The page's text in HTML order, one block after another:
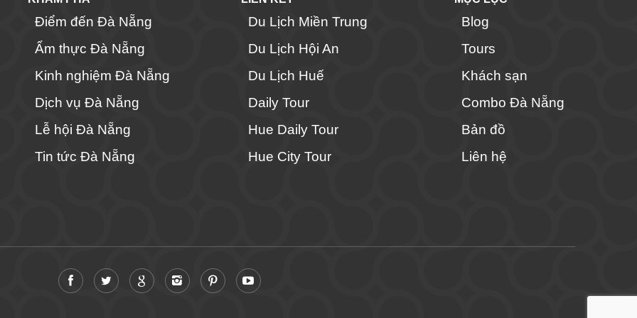
Điểm đến Đà Nẵng
Ẩm thực Đà Nẵng
Kinh nghiệm Đà Nẵng
Dịch vụ Đà Nẵng
Lễ hội Đà Nẵng
Tin tức Đà Nẵng
Du Lịch Miền Trung
Du Lịch Hội An
Du Lịch Huế
Daily Tour
Hue Daily Tour
Hue City Tour
Blog
Tours
Khách sạn
Combo Đà Nẵng
Bản đồ
Liên hệ